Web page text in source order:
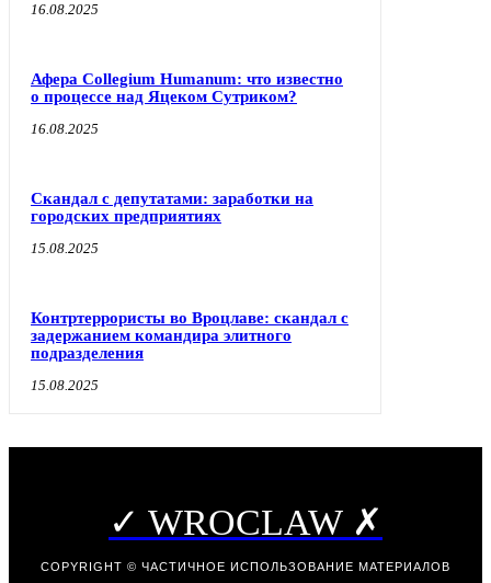
16.08.2025
Афера Collegium Humanum: что известно
о процессе над Яцеком Сутриком?
16.08.2025
Скандал с депутатами: заработки на
городских предприятиях
15.08.2025
Контртеррористы во Вроцлаве: скандал с
задержанием командира элитного
подразделения
15.08.2025
✓ WROCLAW ✗
COPYRIGHT © ЧАСТИЧНОЕ ИСПОЛЬЗОВАНИЕ МАТЕРИАЛОВ